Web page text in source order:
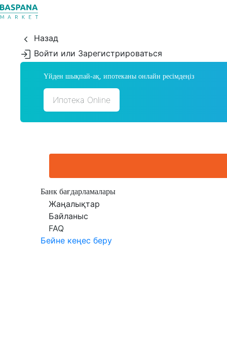
Назад
Войти или Зарегистрироваться
Үйден шықпай-ақ, ипотеканы онлайн ресімдеңіз
Ипотека Online
Банк бағдарламалары
Жаңалықтар
Байланыс
FAQ
Бейне кеңес беру